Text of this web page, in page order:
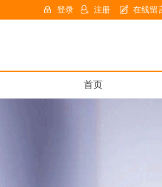
在线留
登录 注册
首页